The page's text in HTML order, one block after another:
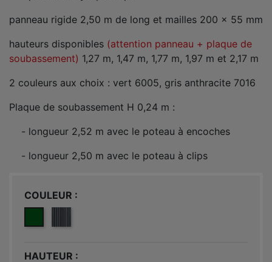
panneau rigide 2,50 m de long et mailles 200 x 55 mm
hauteurs disponibles (attention panneau + plaque de
soubassement) 1,27 m, 1,47 m, 1,77 m, 1,97 m et 2,17 m
2 couleurs aux choix : vert 6005, gris anthracite 7016
Plaque de soubassement H 0,24 m :
- longueur 2,52 m avec le poteau à encoches
- longueur 2,50 m avec le poteau à clips
COULEUR
VERT 6005
HAUTEUR